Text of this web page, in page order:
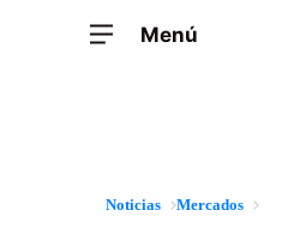
Menú
Noticias Mercados